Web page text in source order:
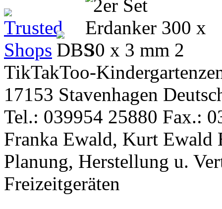
TikTakToo-
17153 Stavenhagen
Tel.: 039954 25880 Fax.:
Franka Ewald, Kurt Ewald
Planung, Herstellung u.
Freizeitgeräten